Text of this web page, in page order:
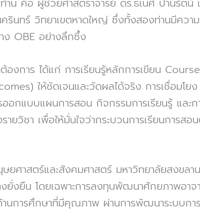
น คือ ผู้ช่วยศาสตราจารย์ ดร.ธเนศ ปานรัตน์
รินทร์ วิทยาเขตหาดใหญ่ ซึ่งทั้งสองท่านมีควา
ง OBE อย่างลึกซึ้ง
งการ ได้แก่ การเรียนรู้หลักการเขียน
ให้ชัดเจนและวัดผลได้จริง การเชื่อมโย
แบบแผนการสอน กิจกรรมการเรียนรู้ และก
ชา เพื่อให้มั่นใจว่ากระบวนการเรียนการสอ
ศาสตร์และสังคมศาสตร์ มหาวิทยาลัยสงขลา
งยืน โดยเฉพาะการลงทุนพัฒนาศักยภาพอาจ
นการศึกษาที่มีคุณภาพ ผ่านการพัฒนาระบบกา